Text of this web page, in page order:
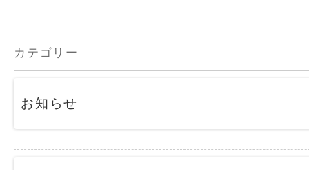
カテゴリー
お知らせ